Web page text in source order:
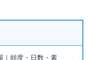
｜頻度・日数・素